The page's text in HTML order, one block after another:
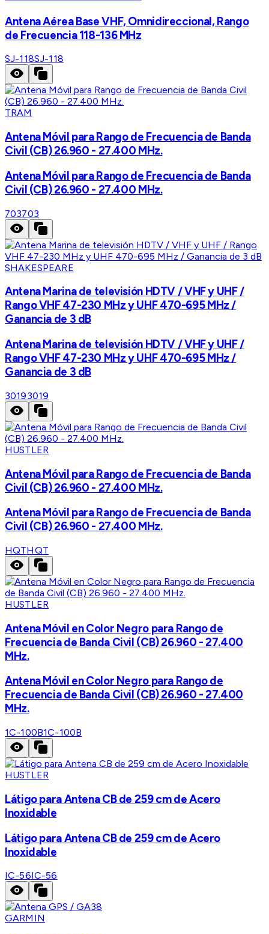
Antena Aérea Base VHF, Omnidireccional, Rango
de Frecuencia 118-136 MHz
SJ-118SJ-118
TRAM
Antena Móvil para Rango de Frecuencia de Banda
Civil (CB) 26.960 - 27.400 MHz.
Antena Móvil para Rango de Frecuencia de Banda
Civil (CB) 26.960 - 27.400 MHz.
703703
SHAKESPEARE
Antena Marina de televisión HDTV / VHF y UHF /
Rango VHF 47-230 MHz y UHF 470-695 MHz /
Ganancia de 3 dB
Antena Marina de televisión HDTV / VHF y UHF /
Rango VHF 47-230 MHz y UHF 470-695 MHz /
Ganancia de 3 dB
30193019
HUSTLER
Antena Móvil para Rango de Frecuencia de Banda
Civil (CB) 26.960 - 27.400 MHz.
Antena Móvil para Rango de Frecuencia de Banda
Civil (CB) 26.960 - 27.400 MHz.
HQTHQT
HUSTLER
Antena Móvil en Color Negro para Rango de
Frecuencia de Banda Civil (CB) 26.960 - 27.400
MHz.
Antena Móvil en Color Negro para Rango de
Frecuencia de Banda Civil (CB) 26.960 - 27.400
MHz.
1C-100B1C-100B
HUSTLER
Látigo para Antena CB de 259 cm de Acero
Inoxidable
Látigo para Antena CB de 259 cm de Acero
Inoxidable
IC-56IC-56
GARMIN